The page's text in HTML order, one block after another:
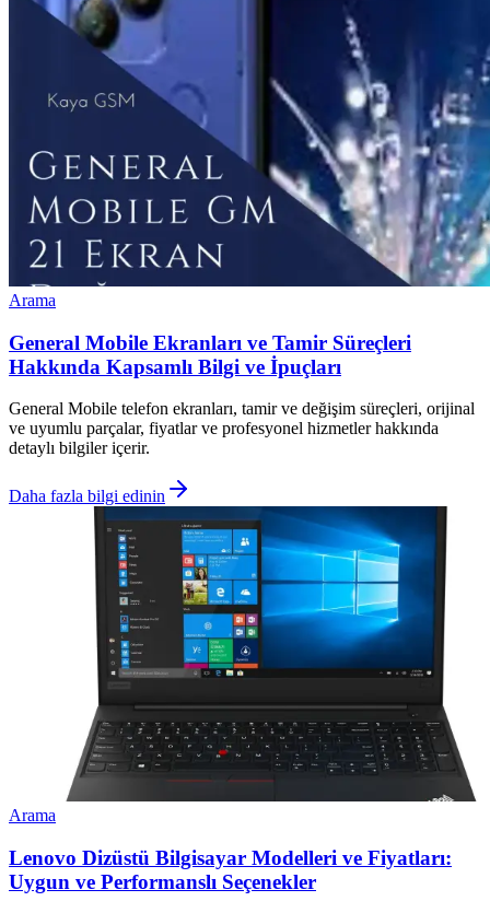
Arama
General Mobile Ekranları ve Tamir Süreçleri
Hakkında Kapsamlı Bilgi ve İpuçları
General Mobile telefon ekranları, tamir ve değişim süreçleri, orijinal
ve uyumlu parçalar, fiyatlar ve profesyonel hizmetler hakkında
detaylı bilgiler içerir.
Daha fazla bilgi edinin
Arama
Lenovo Dizüstü Bilgisayar Modelleri ve Fiyatları:
Uygun ve Performanslı Seçenekler